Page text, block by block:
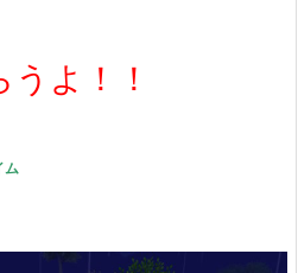
よ！！
ム